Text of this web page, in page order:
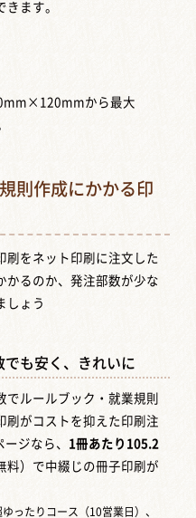
ます。
から最大
則作成にかかる印
刷をネット印刷に注文した
かるのか、発注部数が少な
しょう
も安く、きれいに
ルールブック・就業規則
刷がコストを抑えた印刷注
ジなら、 1冊あたり105.2
料）で中綴じの冊子印刷が
ったりコース（10営業日）、